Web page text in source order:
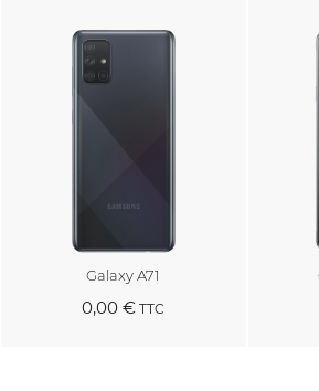
Galaxy A71
0,00 € TTC